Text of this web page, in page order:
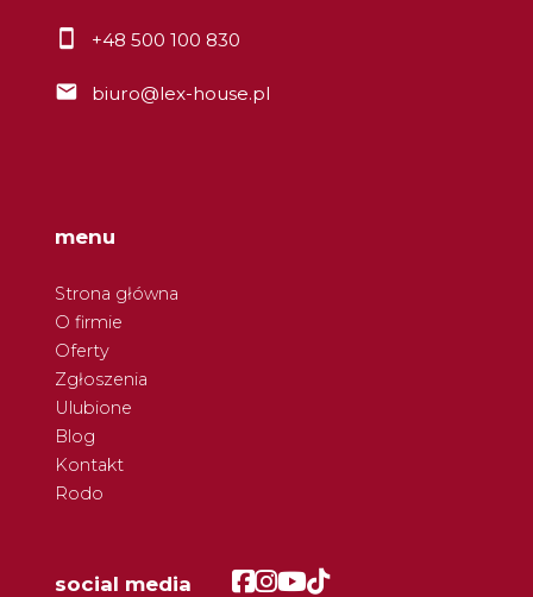
+48 500 100 830
biuro@lex-house.pl
menu
Strona główna
O firmie
Oferty
Zgłoszenia
Ulubione
Blog
Kontakt
Rodo
social media Facebook
Facebook
Facebook
Facebook